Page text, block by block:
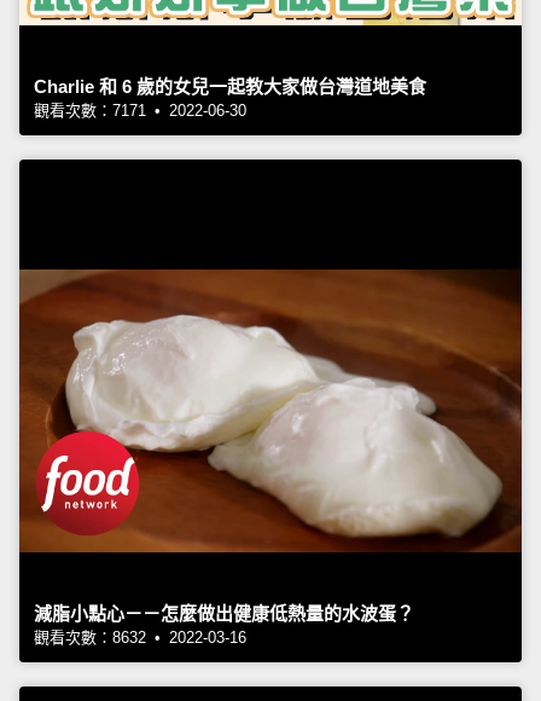
Charlie 和 6 歲的女兒一起教大家做台灣道地美食
觀看次數：7171 • 2022-06-30
減脂小點心－－怎麼做出健康低熱量的水波蛋？
觀看次數：8632 • 2022-03-16